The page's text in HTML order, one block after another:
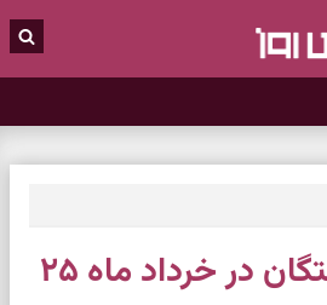
حقوق بازنشستگان در خرداد ماه ۲۵